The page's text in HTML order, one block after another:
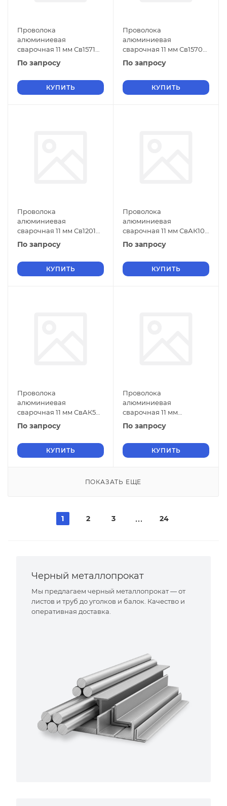
Проволока
алюминиевая
сварочная 11 мм Св1571
ГОСТ 7871-2019
По запросу
КУПИТЬ
Проволока
алюминиевая
сварочная 11 мм Св1570
ГОСТ 7871-2019
По запросу
КУПИТЬ
Проволока
алюминиевая
сварочная 11 мм Св1201
ГОСТ 7871-2019
По запросу
КУПИТЬ
Проволока
алюминиевая
сварочная 11 мм СвАК10
ГОСТ 7871-2019
По запросу
КУПИТЬ
Проволока
алюминиевая
сварочная 11 мм СвАК5
ГОСТ 7871-2019
По запросу
КУПИТЬ
Проволока
алюминиевая
сварочная 11 мм
СвАМг63 ГОСТ 7871-2019
По запросу
КУПИТЬ
ПОКАЗАТЬ ЕЩЕ
1 2 3 24
Черный металлопрокат
Мы предлагаем черный металлопрокат — от
листов и труб до уголков и балок. Качество и
оперативная доставка.